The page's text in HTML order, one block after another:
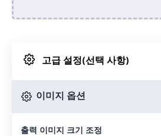
Google 드라이
고급 설정(선택 사항)
이미지 옵션
출력 이미지 크기 조정